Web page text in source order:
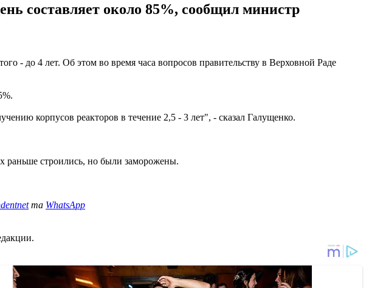
составляет около 85%, сообщил министр
- до 4 лет. Об этом во время часа вопросов правительству в Верховной Раде
корпусов реакторов в течение 2,5 - 3 лет", - сказал Галущенко.
раньше строились, но были заморожены.
та WhatsApp